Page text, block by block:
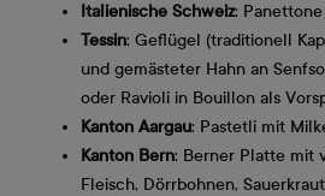
Italienische Schweiz:
Tessin: Geflügel (traditionell
und gemästeter Hahn an
oder Ravioli in Bouillon als
Kanton Aargau: Pastetli mit
Kanton Bern: Berner Platte mit
Fleisch, Dörrbohnen,